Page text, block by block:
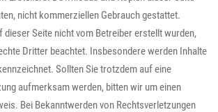
nicht kommerziellen Gebrauch gestattet.
dieser Seite nicht vom Betreiber erstellt wurden,
Dritter beachtet. Insbesondere werden Inhalte
Sollten Sie trotzdem auf eine
aufmerksam werden, bitten wir um einen
Bei Bekanntwerden von Rechtsverletzungen